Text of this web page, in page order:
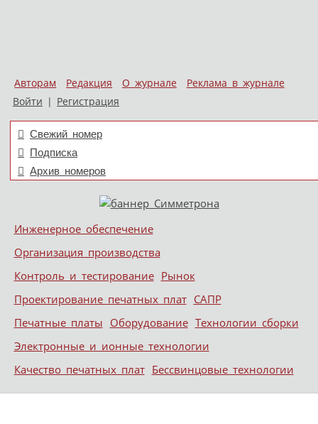
Авторам Редакция О журнале
Реклама в журнале
Войти | Регистрация
Свежий номер
Подписка
Архив номеров
Меню
Skip to content
Инженерное обеспечение
Организация производства
Контроль и тестирование Рынок
Проектирование печатных плат САПР
Печатные платы Оборудование Технологии сборки
Электронные и ионные технологии
Качество печатных плат Бессвинцовые технологии